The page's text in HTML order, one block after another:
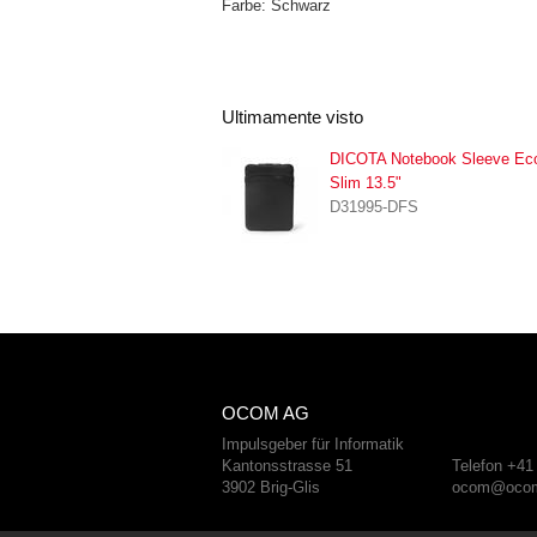
Farbe: Schwarz
Ultimamente visto
DICOTA Notebook Sleeve
Slim 13.5"
D31995-DFS
OCOM AG
Impulsgeber für Informatik
Kantonsstrasse 51
3902 Brig-Glis
Telefon